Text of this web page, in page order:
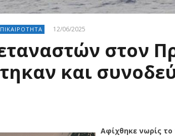
12/06/2025
στον
και
Αφίχθηκε νωρίς